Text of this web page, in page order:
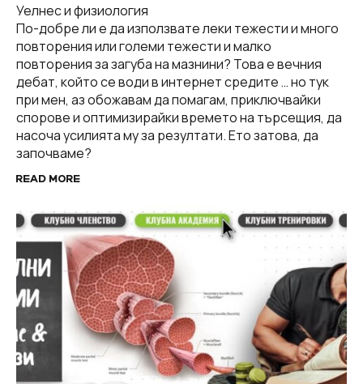
Уелнес и физиология
По-добре ли е да използвате леки тежести и много
повторения или големи тежести и малко
повторения за загуба на мазнини? Това е вечния
дебат, който се води в интернет средите … но тук
при мен, аз обожавам да помагам, приключвайки
спорове и оптимизирайки времето на търсещия, да
насоча усилията му за резултати. Ето затова, да
започваме?
READ MORE